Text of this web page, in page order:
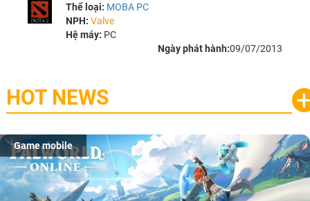
Thể loại: MOBA PC
NPH:Valve
Hệ máy: PC
Ngày phát hành:09/07/2013
HOT NEWS
Game mobile